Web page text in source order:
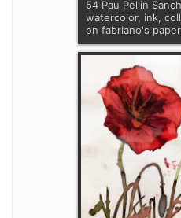
54 Pau Pellin
watercolor, ink,
on fabriano's